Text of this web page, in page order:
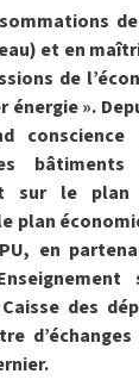
et en
de
énergie ».
sur le plan
plan
en
des